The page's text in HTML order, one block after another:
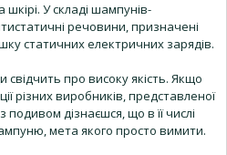
шкірі. У складі шампунів-
речовини, призначені
статичних електричних зарядів.
про високу якість. Якщо
різних виробників, представленої
дізнаєшся, що в її числі
мета якого просто вимити.